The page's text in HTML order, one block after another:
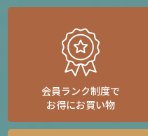
会員ランク制度で
お得にお買い物